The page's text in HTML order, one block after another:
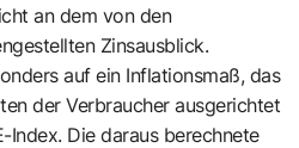
an dem von den
Zinsausblick.
auf ein Inflationsmaß, das
der Verbraucher ausgerichtet
Index. Die daraus berechnete